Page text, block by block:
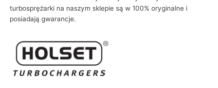
turbosprężarki na naszym sklepie są w 100% oryginalne i
posiadają gwarancje.